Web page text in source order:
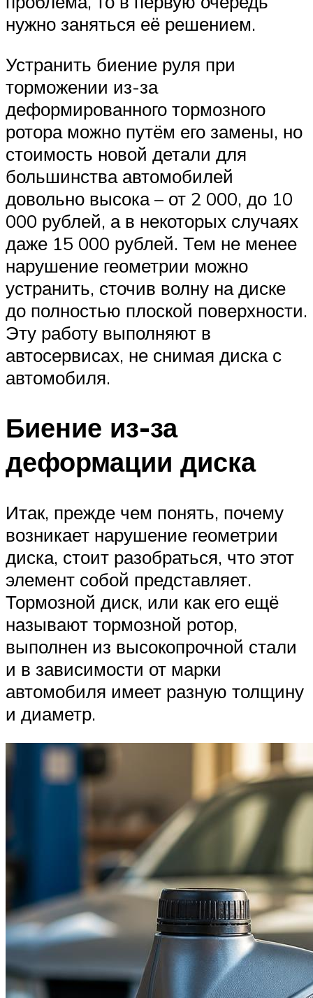
нужно заняться её решением.
Устранить биение руля при
торможении из-за
деформированного тормозного
ротора можно путём его замены, но
стоимость новой детали для
большинства автомобилей
довольно высока – от 2 000, до 10
000 рублей, а в некоторых случаях
даже 15 000 рублей. Тем не менее
нарушение геометрии можно
устранить, сточив волну на диске
до полностью плоской поверхности.
Эту работу выполняют в
автосервисах, не снимая диска с
автомобиля.
Биение из-за
деформации диска
Итак, прежде чем понять, почему
возникает нарушение геометрии
диска, стоит разобраться, что этот
элемент собой представляет.
Тормозной диск, или как его ещё
называют тормозной ротор,
выполнен из высокопрочной стали
и в зависимости от марки
автомобиля имеет разную толщину
и диаметр.